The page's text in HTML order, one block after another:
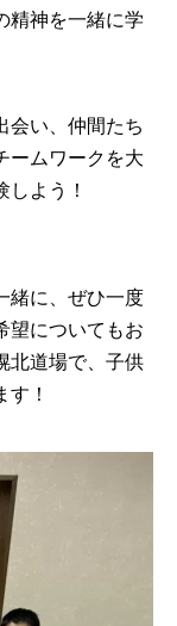
精神を一緒に学
会い、仲間たち
ームワークを大
よう！
緒に、ぜひ一度
望についてもお
北道場で、子供
！